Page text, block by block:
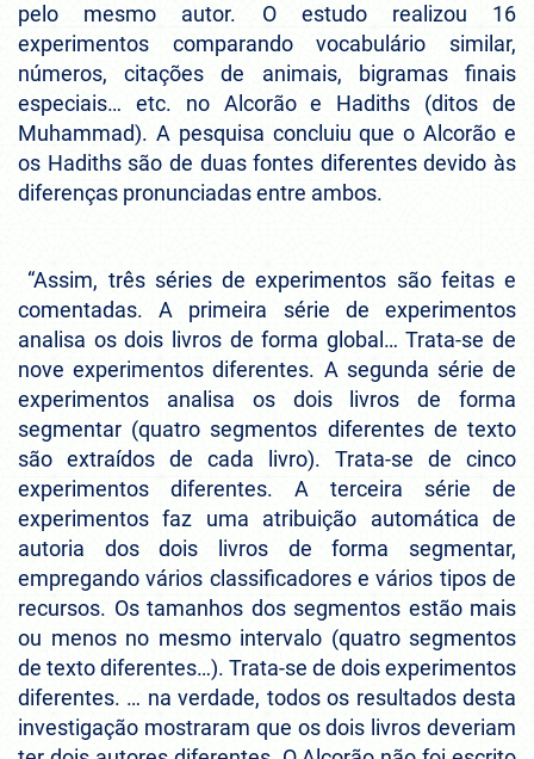
pelo mesmo autor. O estudo realizou 16
experimentos comparando vocabulário similar,
números, citações de animais, bigramas finais
especiais… etc. no Alcorão e Hadiths (ditos de
Muhammad). A pesquisa concluiu que o Alcorão e
os Hadiths são de duas fontes diferentes devido às
diferenças pronunciadas entre ambos.
“Assim, três séries de experimentos são feitas e
comentadas. A primeira série de experimentos
analisa os dois livros de forma global… Trata-se de
nove experimentos diferentes. A segunda série de
experimentos analisa os dois livros de forma
segmentar (quatro segmentos diferentes de texto
são extraídos de cada livro). Trata-se de cinco
experimentos diferentes. A terceira série de
experimentos faz uma atribuição automática de
autoria dos dois livros de forma segmentar,
empregando vários classificadores e vários tipos de
recursos. Os tamanhos dos segmentos estão mais
ou menos no mesmo intervalo (quatro segmentos
de texto diferentes…). Trata-se de dois experimentos
diferentes. … na verdade, todos os resultados desta
investigação mostraram que os dois livros deveriam